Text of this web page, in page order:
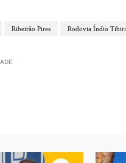
Ribeirão Pires Rodovia Índio